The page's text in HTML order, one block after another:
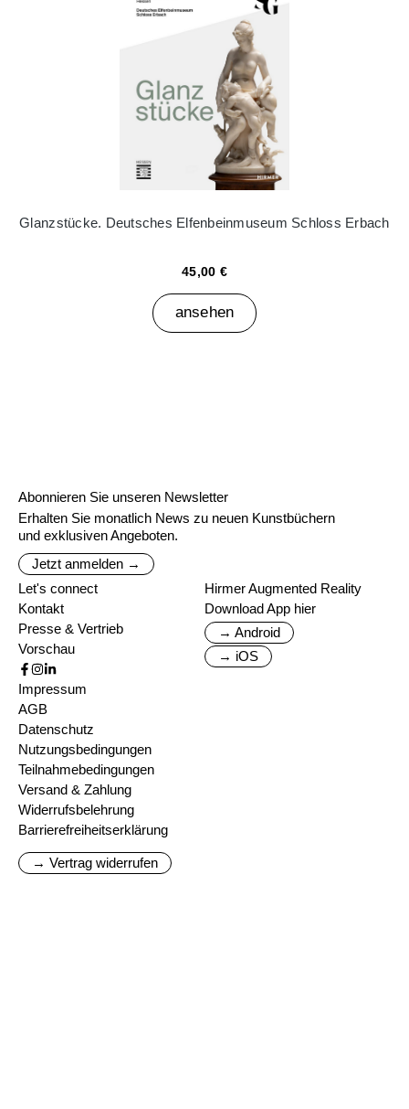
Glanzstücke. Deutsches Elfenbeinmuseum Schloss Erbach
45,00 €
ansehen
Abonnieren Sie unseren Newsletter
Erhalten Sie monatlich News zu neuen Kunstbüchern
und exklusiven Angeboten.
Jetzt anmelden →
Let's connect
Kontakt
Presse & Vertrieb
Vorschau
Hirmer Augmented Reality
Download App hier
→ Android
→ iOS
Impressum
AGB
Datenschutz
Nutzungsbedingungen
Teilnahmebedingungen
Versand & Zahlung
Widerrufsbelehrung
Barrierefreiheitserklärung
→ Vertrag widerrufen